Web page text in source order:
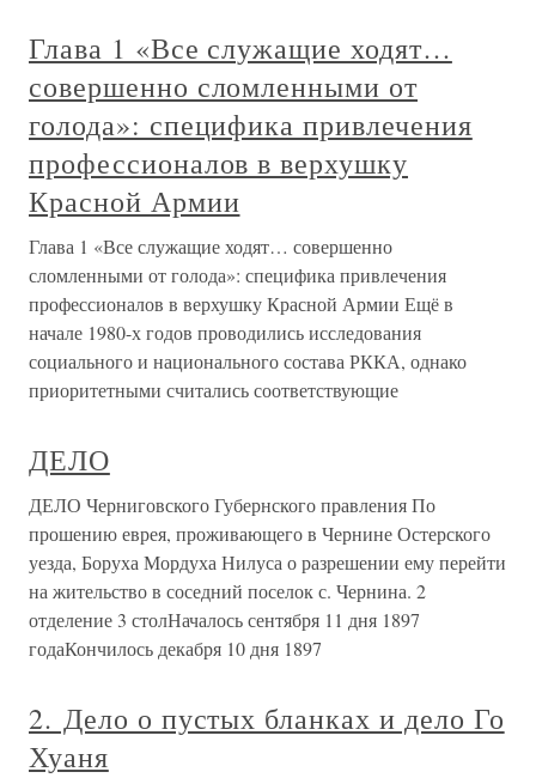
Глава 1 «Все служащие ходят…
совершенно сломленными от
голода»: специфика привлечения
профессионалов в верхушку
Красной Армии
Глава 1 «Все служащие ходят… совершенно
сломленными от голода»: специфика привлечения
профессионалов в верхушку Красной Армии Ещё в
начале 1980-х годов проводились исследования
социального и национального состава РККА, однако
приоритетными считались соответствующие
ДЕЛО
ДЕЛО Черниговского Губернского правления По
прошению еврея, проживающего в Чернине Остерского
уезда, Боруха Мордуха Нилуса о разрешении ему перейти
на жительство в соседний поселок с. Чернина. 2
отделение 3 столНачалось сентября 11 дня 1897
годаКончилось декабря 10 дня 1897
2. Дело о пустых бланках и дело Го
Хуаня